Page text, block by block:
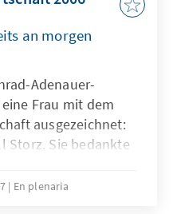
an morgen
Adenauer-
Frau mit dem
ausgezeichnet:
Storz. Sie bedankte
En plenaria